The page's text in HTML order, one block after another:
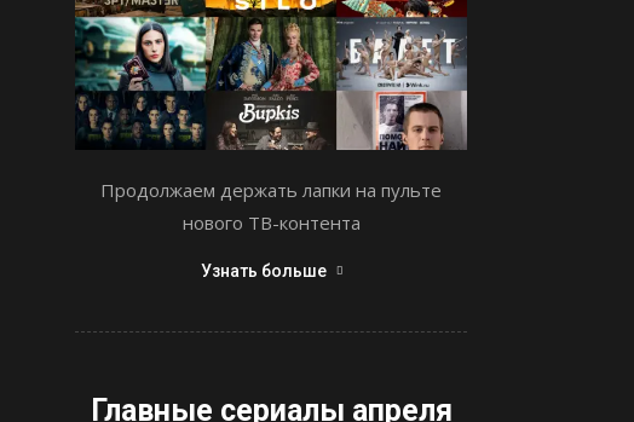
Продолжаем держать лапки на пульте
нового ТВ-контента
Узнать больше
Главные сериалы апреля